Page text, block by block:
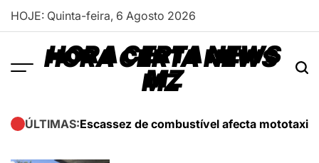
Skip
HOJE: Quinta-feira, 6 Agosto 2026
HORA CERTA NEWS
MZ
ÚLTIMAS:Escassez de combustível afecta